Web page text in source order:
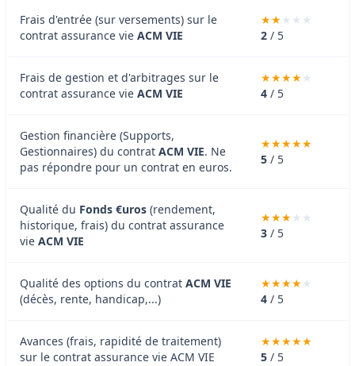
Frais d'entrée (sur versements) sur le
contrat assurance vie ACM VIE 2 / 5
Frais de gestion et d'arbitrages sur le
contrat assurance vie ACM VIE 4 / 5
Gestion financière (Supports,
Gestionnaires) du contrat ACM VIE. Ne
pas répondre pour un contrat en euros.
5 / 5
Qualité du Fonds €uros (rendement,
historique, frais) du contrat assurance
vie ACM VIE
3 / 5
Qualité des options du contrat ACM VIE
(décès, rente, handicap,...)
4 / 5
Avances (frais, rapidité de traitement)
sur le contrat assurance vie ACM VIE
5 / 5